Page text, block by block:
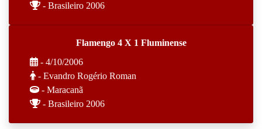
- Brasileiro 2006
Flamengo 4 X 1 Fluminense
- 4/10/2006
- Evandro Rogério Roman
- Maracanã
- Brasileiro 2006